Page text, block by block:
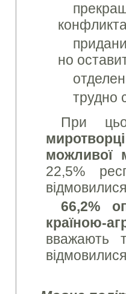
но
трудно
При
можливої
22,5%
66,2%
країною-
вважають